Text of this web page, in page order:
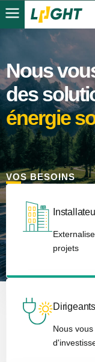
Nous
des
énergie
VOS BESOINS
projets
Dirigeants
Nous